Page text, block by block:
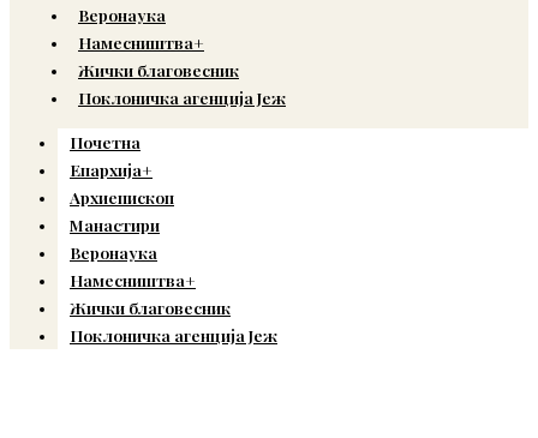
Веронаука
Намесништва+
Жички благовесник
Поклоничка агенција Јеж
Почетна
Епархија+
Архиепископ
Манастири
Веронаука
Намесништва+
Жички благовесник
Поклоничка агенција Јеж